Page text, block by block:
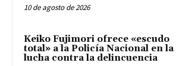
10 de agosto de 2026
Keiko Fujimori ofrece «escudo
total» a la Policía Nacional en la
lucha contra la delincuencia